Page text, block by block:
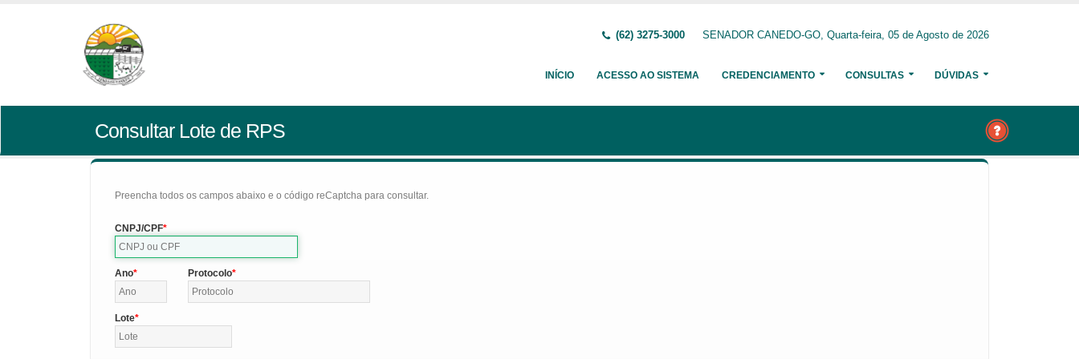
(62) 3275-3000 SENADOR CANEDO-GO, Quarta-feira, 05 de Agosto de 2026
INÍCIO ACESSO AO SISTEMA CREDENCIAMENTO CONSULTAS DÚVIDAS
Consultar Lote de RPS
Preencha todos os campos abaixo e o código reCaptcha para consultar.
CNPJ/CPF
Ano Protocolo
Lote